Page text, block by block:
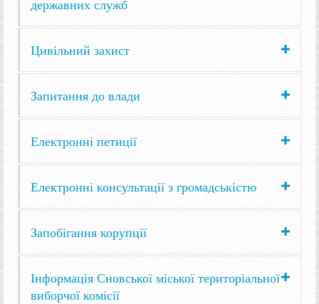
державних служб
Цивільний захист
Запитання до влади
Електронні петиції
Електронні консультації з громадськістю
Запобігання корупції
Інформація Сновської міської територіальної
виборчої комісії